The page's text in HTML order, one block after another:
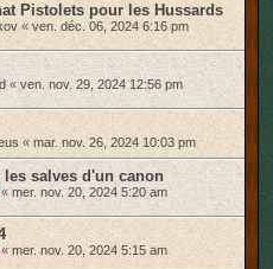
Pistolets pour les Hussards
« ven. déc. 06, 2024 6:16 pm
«ven. nov. 29, 2024 12:56 pm
« mar. nov. 26, 2024 10:03 pm
les salves d'un canon
« mer. nov. 20, 2024 5:20 am
«mer. nov. 20, 2024 5:15 am